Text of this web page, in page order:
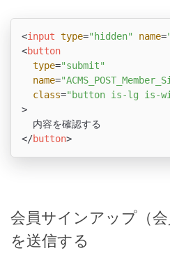
<input type="hidden" name=
<button
type="submit"
name=
class="button is-lg is-
>
</button>
会員サインアップ（
を送信する